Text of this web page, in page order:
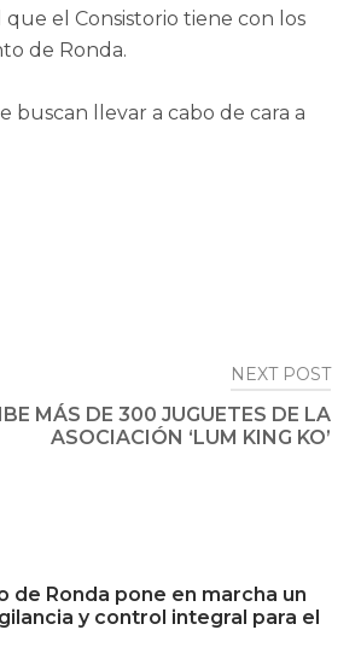
el Consistorio tiene con los
de Ronda.
buscan llevar a cabo de cara a
NEXT POST
MÁS DE 300 JUGUETES DE LA
ASOCIACIÓN ‘LUM KING KO’
de Ronda pone en marcha un
y control integral para el